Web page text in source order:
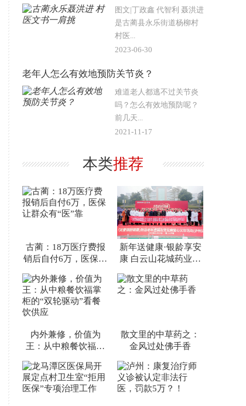
图文|丁政鑫 代智利 聂洪进
是古蔺县永乐街道杨柳村
村医...
2023-06-30
老年人怎么有效地预防关节炎？
难道老人都逃不过关节炎
吗？怎么有效地预防呢？
前几天...
2021-11-17
本类推荐
古蔺：18万医疗费报
销后自付6万，医保让
新年送健康·银龄享安
康 白云山花城药业聚
走
内外兼修，价值为
王：从中粮餐饮福掌
饮供应
散文里的中草药之：
金风过处佛手香